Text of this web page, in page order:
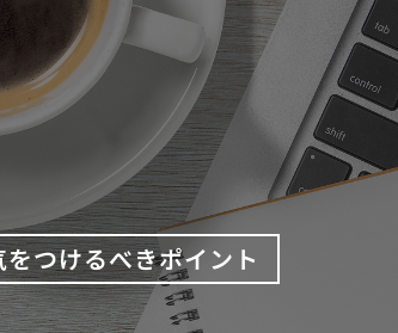
つけるべきポイント